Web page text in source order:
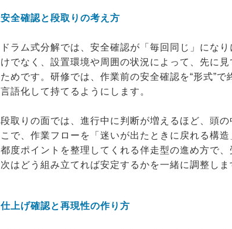
安全確認と段取りの考え方
ドラム式分解では、安全確認が「毎回同じ」にな
けでなく、設置環境や周囲の状況によって、先に
ためです。研修では、作業前の安全確認を“形式”
言語化して持てるようにします。
段取りの面では、進行中に判断が増えるほど、頭
こで、作業フローを「迷いが出たときに戻れる構
都度ポイントを整理してくれる伴走型の進め方で
次はどう組み立てれば安定するかを一緒に調整しま
仕上げ確認と再現性の作り方